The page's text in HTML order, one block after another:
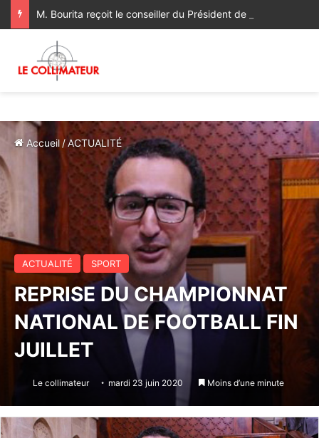
Accueil /ACTUALITÉ
ACTUALITÉ SPORT
REPRISE DU CHAMPIONNAT
NATIONAL DE FOOTBALL FIN
JUILLET
Le collimateur mardi 23 juin 2020 Moins d’une minute